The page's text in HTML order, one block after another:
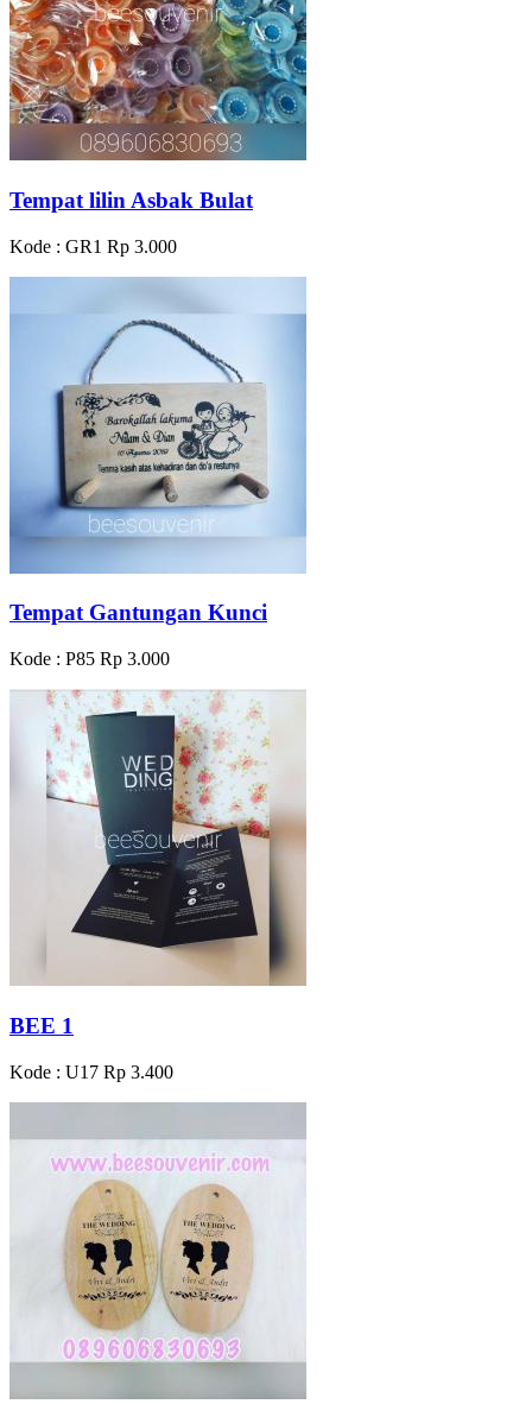
Tempat lilin Asbak Bulat
Kode : GR1 Rp 3.000
Tempat Gantungan Kunci
Kode : P85 Rp 3.000
BEE 1
Kode : U17 Rp 3.400